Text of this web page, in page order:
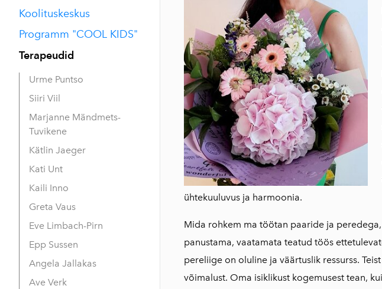
Koolituskeskus
Programm "COOL KIDS"
Terapeudid
Urme Puntso
Siiri Viil
Marjanne Mändmets-
Tuvikene
Kätlin Jaeger
Kati Unt
Kaili Inno
Greta Vaus
Eve Limbach-Pirn
Epp Sussen
Angela Jallakas
Ave Verk
ühtekuuluvus ja harmoonia.
Mida rohkem ma töötan paaride ja
panustama, vaatamata teatud töös
pereliige on oluline ja väärtuslik ressurss.
võimalust. Oma isiklikust kogemusest tean,